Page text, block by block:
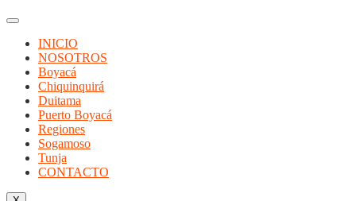
INICIO
NOSOTROS
Boyacá
Chiquinquirá
Duitama
Puerto Boyacá
Regiones
Sogamoso
Tunja
CONTACTO